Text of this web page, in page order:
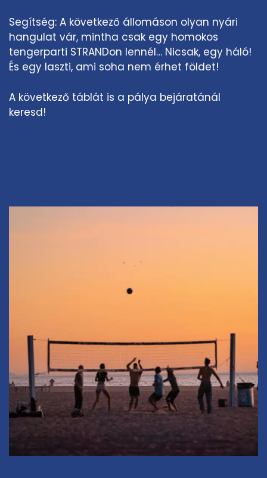
Segítség: A következő állomáson olyan nyári
hangulat vár, mintha csak egy homokos
tengerparti STRANDon lennél… Nicsak, egy háló!
És egy laszti, ami soha nem érhet földet!
A következő táblát is a pálya bejáratánál
keresd!